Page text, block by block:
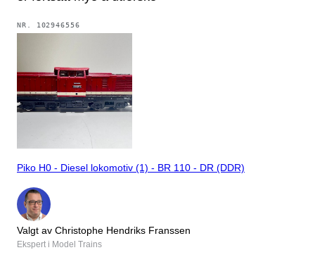
NR. 102946556
Piko H0 - Diesel lokomotiv (1) - BR 110 - DR (DDR)
Valgt av Christophe Hendriks Franssen
Ekspert i Model Trains